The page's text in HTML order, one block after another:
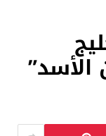
الأسد”